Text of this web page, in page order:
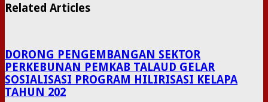
Related Articles
DORONG PENGEMBANGAN SEKTOR
PERKEBUNAN PEMKAB TALAUD GELAR
SOSIALISASI PROGRAM HILIRISASI KELAPA
TAHUN 202